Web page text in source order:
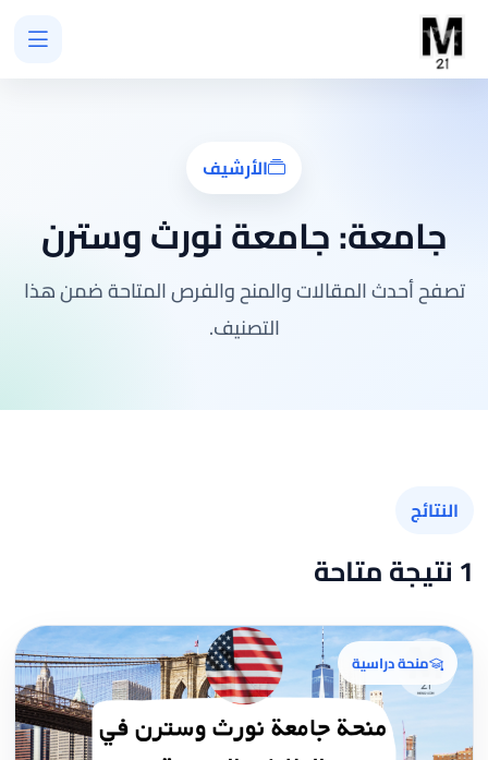
الأرشيف
جامعة:جامعة نورث وسترن
تصفح أحدث المقالات والمنح والفرص المتاحة ضمن هذا
التصنيف.
النتائج
1 نتيجة متاحة
منحة دراسية